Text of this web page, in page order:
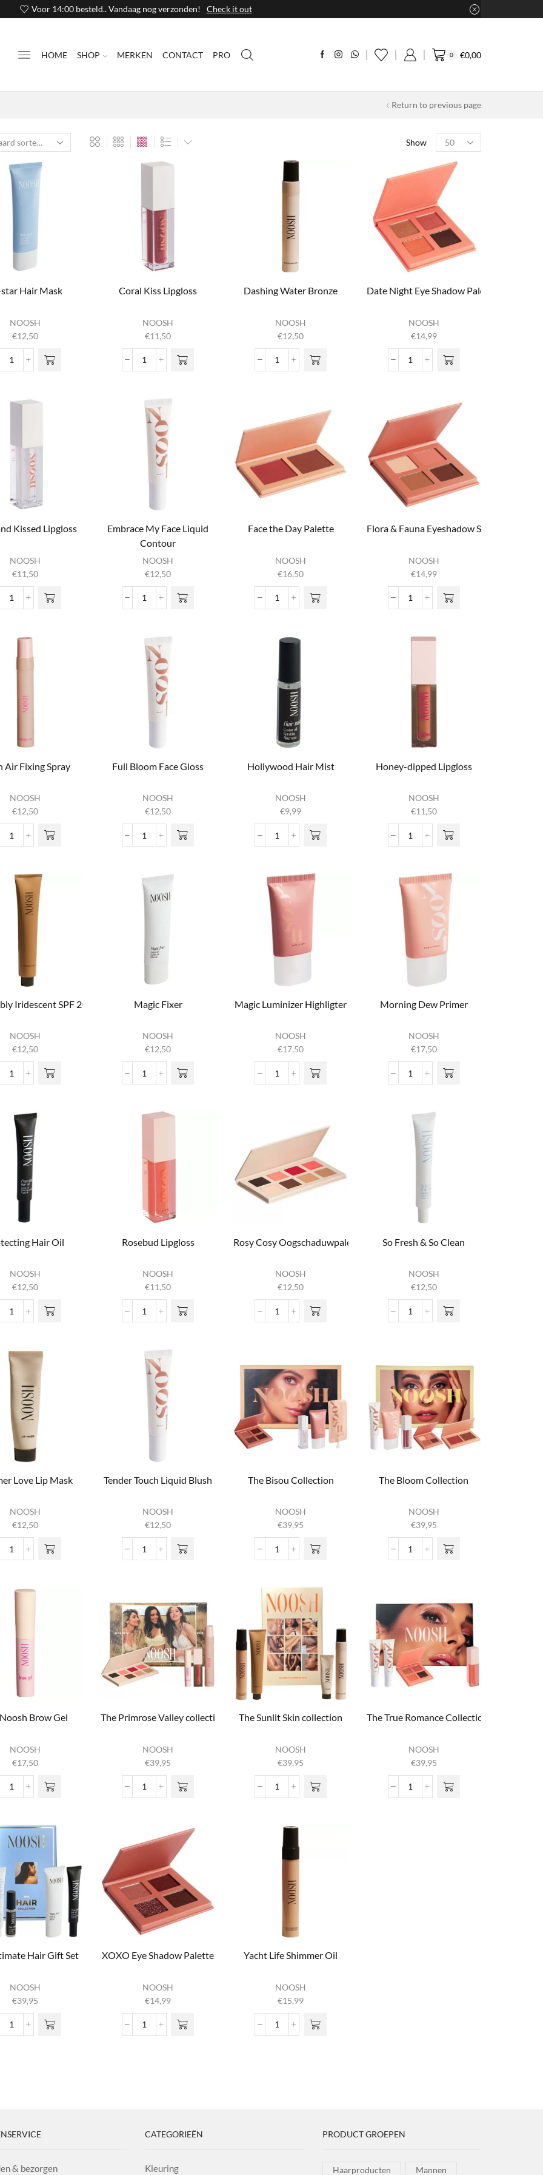
Voor 14:00 besteld.. Vandaag nog verzonden! Check it out
HOME SHOP MERKEN CONTACT PRO 0 €0,00
Return to previous page
Show
Products
per
page
Hair Mask
NOOSH
€12,50
All-
Coral Kiss Lipgloss
NOOSH
€11,50
Coral Kiss Lipgloss
Dashing Water Bronze
NOOSH
€12,50
Dashing Water Bronze
Date Night Eye Shadow Palette
NOOSH
€14,99
Date Night Eye Shadow Palette
Kissed Lipgloss
NOOSH
€11,50
Diamond Kissed Lipgloss
Embrace My Face Liquid
Contour
NOOSH
€12,50
Embrace
Liquid
Contour
aantal
Face the Day Palette
NOOSH
€16,50
Face the Day Palette
Flora & Fauna Eyeshadow Set
NOOSH
€14,99
Flora & Fauna Eyeshadow Set
Air Fixing Spray
NOOSH
€12,50
Fresh Air Fixing Spray
Full Bloom Face Gloss
NOOSH
€12,50
Full Bloom Face Gloss
Hollywood Hair Mist
NOOSH
€9,99
Hollywood Hair Mist
Honey-dipped Lipgloss
NOOSH
€11,50
Honey-
Iridescent SPF 20 Glitter
NOOSH
€12,50
Irresistibly Iridescent SPF 20 Glitter
Magic Fixer
NOOSH
€12,50
Magic Fixer
Magic Luminizer Highligter
NOOSH
€17,50
Magic Luminizer Highligter
Morning Dew Primer
NOOSH
€17,50
Morning Dew Primer
Hair Oil
NOOSH
€12,50
Protecting Hair Oil
Rosebud Lipgloss
NOOSH
€11,50
Rosebud Lipgloss
Rosy Cosy Oogschaduwpalet
NOOSH
€12,50
Rosy Cosy Oogschaduwpalet
So Fresh & So Clean
NOOSH
€12,50
So Fresh &
Love Lip Mask
NOOSH
€12,50
Summer Love Lip Mask
Tender Touch Liquid Blush
NOOSH
€12,50
Tender Touch Liquid Blush
The Bisou Collection
NOOSH
€39,95
The Bisou Collection
The Bloom Collection
NOOSH
€39,95
The Bloom Collection
Brow Gel
NOOSH
€17,50
The Noosh Brow Gel
The Primrose Valley collection
NOOSH
€39,95
The Primrose Valley collection
The Sunlit Skin collection
NOOSH
€39,95
The Sunlit Skin collection
The True Romance Collection
NOOSH
€39,95
The True Romance Collection
Hair Gift Set
NOOSH
€39,95
The Ultimate Hair Gift Set
XOXO Eye Shadow Palette
NOOSH
€14,99
XOXO Eye Shadow Palette
Yacht Life Shimmer Oil
NOOSH
€15,99
Yacht Life Shimmer Oil
& bezorgen
CATEGORIEËN
Kleuring
PRODUCT GROEPEN
Haarproducten Mannen